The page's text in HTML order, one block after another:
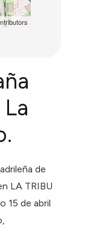
de
LA TRIBU
15 de abril